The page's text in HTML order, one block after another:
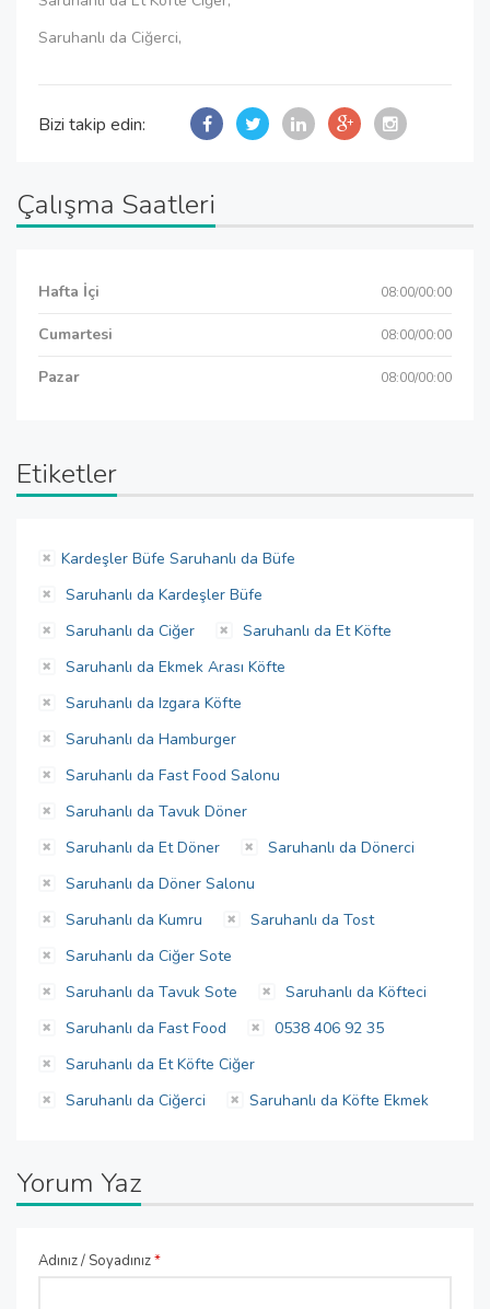
Saruhanlı da Ciğerci,
Bizi takip edin:
Çalışma Saatleri
Hafta İçi 08:00/00:00
Cumartesi 08:00/00:00
Pazar 08:00/00:00
Etiketler
Kardeşler Büfe Saruhanlı da Büfe
Saruhanlı da Kardeşler Büfe
Saruhanlı da Ciğer
Saruhanlı da Et Köfte
Saruhanlı da Ekmek Arası Köfte
Saruhanlı da Izgara Köfte
Saruhanlı da Hamburger
Saruhanlı da Fast Food Salonu
Saruhanlı da Tavuk Döner
Saruhanlı da Et Döner
Saruhanlı da Dönerci
Saruhanlı da Döner Salonu
Saruhanlı da Kumru
Saruhanlı da Tost
Saruhanlı da Ciğer Sote
Saruhanlı da Tavuk Sote
Saruhanlı da Köfteci
Saruhanlı da Fast Food
0538 406 92 35
Saruhanlı da Et Köfte Ciğer
Saruhanlı da Ciğerci
Saruhanlı da Köfte Ekmek
Yorum Yaz
Adınız / Soyadınız*